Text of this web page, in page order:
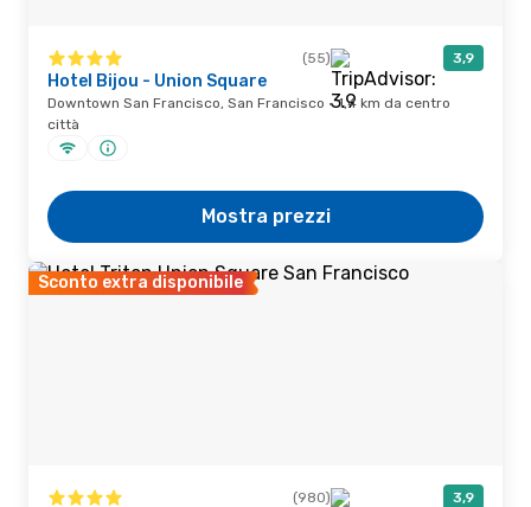
(55) 3,9
Hotel Bijou - Union Square
Downtown San Francisco, San Francisco · 1,4 km da centro
città
Mostra prezzi
Sconto extra disponibile
(980) 3,9